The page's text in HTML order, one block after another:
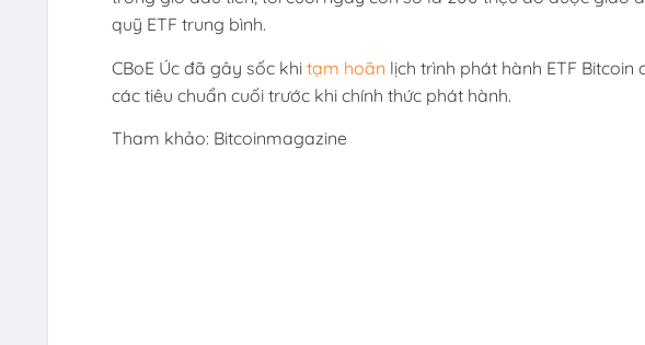
quỹ ETF trung bình.
CBoE Úc đã gây sốc khi tạm hoãn lịch trình phát hành ETF
các tiêu chuẩn cuối trước khi chính thức phát hành.
Tham khảo: Bitcoinmagazine